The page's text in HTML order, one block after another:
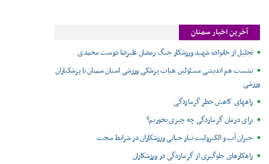
آخرین اخبار سمنان
تجلیل از خانواده شهید ورزشکار جنگ رمضان علیرضا دوست محمدی
نشست هم اندیشی مسئولین هیات پزشکی ورزشی استان سمنان با پزشکیاران
ورزشی
راههای کاهش خطر گرمازدگی
برای درمان گرمازدگی چه چیزی بخوریم؟
جبران آب و الکترولیت نیاز حیاتی ورزشکاران در شرایط سخت
راهکارهای جلوگیری از گرمازدگی در ورزشکاران